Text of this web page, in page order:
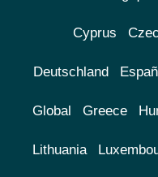
Cyprus
Deutschland
Global Greece
Lithuania